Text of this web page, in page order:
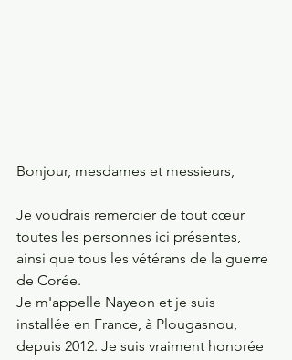
Bonjour, mesdames et messieurs,
Je voudrais remercier de tout cœur
toutes les personnes ici présentes,
ainsi que tous les vétérans de la guerre
de Corée.
Je m'appelle Nayeon et je suis
installée en France, à Plougasnou,
depuis 2012. Je suis vraiment honorée